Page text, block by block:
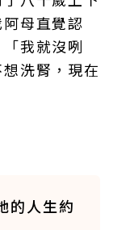
母直覺認
我就沒咧
洗腎，現在
的人生約